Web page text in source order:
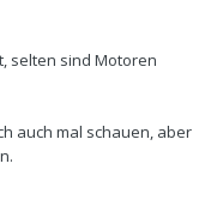
selten sind Motoren
auch mal schauen, aber